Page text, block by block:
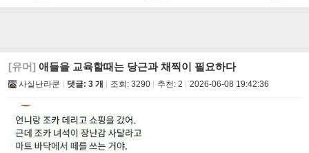
on/off
쓰
[유머] 애들을 교육할때는 당근과 채찍이 필요하다
사실난라쿤 댓글: 3 개 조회: 3290 추천: 2 2026-06-08 19:42:36